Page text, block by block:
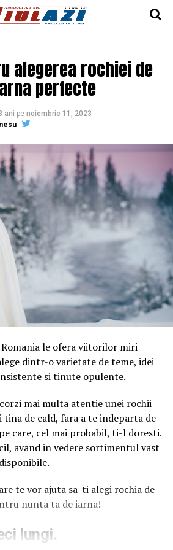
alegerea rochiei de
perfecte
ani pe noiembrie 11, 2023
le ofera viitorilor miri
dintr-o varietate de teme, idei
si tinute opulente.
mai multa atentie unei rochii
tina de cald, fara a te indeparta de
care, cel mai probabil, ti-l doresti.
avand in vedere sortimentul vast
te vor ajuta sa-ti alegi rochia de
nunta ta de iarna!
lungi.